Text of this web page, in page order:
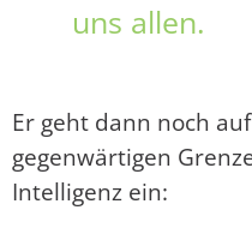
uns allen.
Er geht dann noch
gegenwärtigen
Intelligenz ein: